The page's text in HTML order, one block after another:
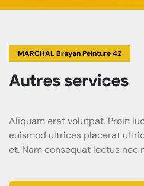
MARCHAL Brayan Peinture 42
Autres services
Aliquam erat volutpat. Proin
euismod ultrices placerat
et. Nam consequat lectus nec